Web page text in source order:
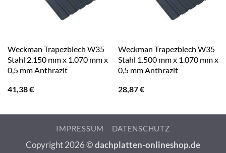
Weckman Trapezblech W35
Stahl 2.150 mm x 1.070 mm x
0,5 mm Anthrazit
41,38€
Weckman Trapezblech W35
Stahl 1.500 mm x 1.070 mm x
0,5 mm Anthrazit
28,87€
IMPRESSUM DATENSCHUTZ
Copyright 2026 ©dachplatten-onlineshop.de